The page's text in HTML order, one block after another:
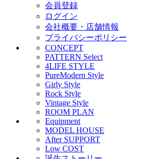
会員登録
ログイン
会社概要・店舗情報
プライバシーポリシー
CONCEPT
PATTERN Select
4LIFE STYLE
PureModern Style
Girly Style
Rock Style
Vintage Style
ROOM PLAN
Equipment
MODEL HOUSE
After SUPPORT
Low COST